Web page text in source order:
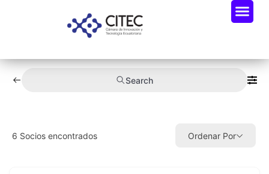
Search
6 Socios encontrados Ordenar Por